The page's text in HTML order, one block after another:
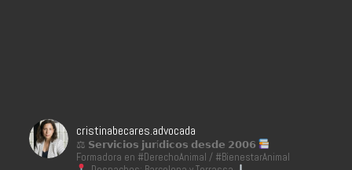
cristinabecares.advocada
⚖ 𝗦𝗲𝗿𝘃𝗶𝗰𝗶𝗼𝘀 𝗷𝘂𝗿í𝗱𝗶𝗰𝗼𝘀 𝗱𝗲𝘀𝗱𝗲 𝟮𝟬𝟬𝟲
Formadora en #DerechoAnimal / #BienestarAnimal